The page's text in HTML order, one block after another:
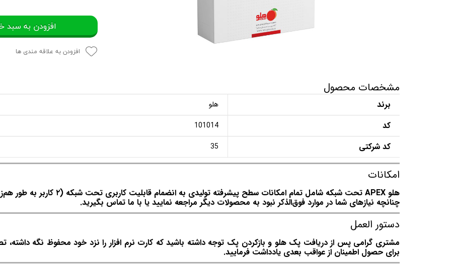
افزودن به سبد
افزودن به علاقه مندی ها
مشخصات محصول
برند هلو
کد 101014
کد شرکتی 35
امکانات
هلو APEX تحت شبکه شامل تمام امکانات سطح پیشرفته تولیدی به انضمام قابلیت کاربری تحت شبکه (۲ کاربر به طور هم‌زمان) است.
چنانچه نیازهای شما در موارد فوق‌الذکر نبود به محصولات دیگر مراجعه نمایید یا با ما تماس بگیرید.
دستور العمل
مشتری گرامی پس از دریافت پک هلو و بازکردن پک توجه داشته باشید که کارت نرم افزار را نزد خود محفوظ نگه
برای حصول اطمینان از عواقب بعدی یادداشت فرمایید.